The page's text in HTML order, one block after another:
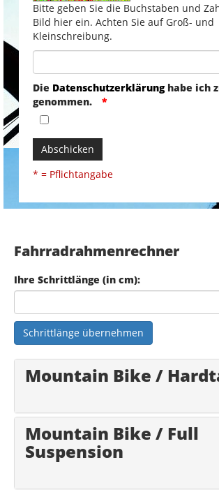
Bitte geben Sie die Buchstaben und
Bild hier ein. Achten Sie auf Groß- und
Kleinschreibung.
Die Datenschutzerklärunghabe ich
genommen.
Abschicken
* = Pflichtangabe
Fahrradrahmenrechner
Ihre Schrittlänge (in cm):
Schrittlänge übernehmen
Mountain Bike /
Mountain Bike / Full
Suspension